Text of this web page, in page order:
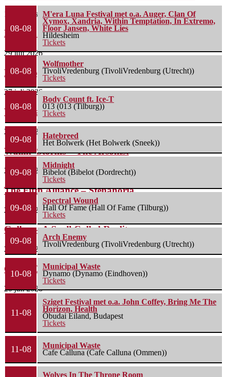
1 augustus 2026
Lunatic Soul – Transition II
29 juli 2026
Boneripper – Radiant In Ruin
27 juli 2026
Waterparks – Jinx
26 juli 2026
Wailin’ Storms – The Arsonist
26 juli 2026
The Fifth Alliance – Stenahoria
22 juli 2026
Gallon – A Spell Called Reality
22 juli 2026
Green Carnation – A Dark Poem II: Sanguis
20 juli 2026
08-08
M'era Luna Festival met o.a. Auger, Clan Of
Xymox, Xandria, Within Temptation, In Extremo,
Floor Jansen, White Lies
Hildesheim
Tickets
08-08
Wolfmother
TivoliVredenburg (TivoliVredenburg (Utrecht))
Tickets
08-08
Body Count ft. Ice-T
013 (013 (Tilburg))
Tickets
09-08
Hatebreed
Het Bolwerk (Het Bolwerk (Sneek))
09-08
Midnight
Bibelot (Bibelot (Dordrecht))
Tickets
09-08
Spectral Wound
Hall Of Fame (Hall Of Fame (Tilburg))
Tickets
09-08
Arch Enemy
TivoliVredenburg (TivoliVredenburg (Utrecht))
10-08
Municipal Waste
Dynamo (Dynamo (Eindhoven))
Tickets
11-08
Sziget Festival met o.a. John Coffey, Bring Me The
Horizon, Health
Óbudai Eiland, Budapest
Tickets
11-08
Municipal Waste
Cafe Calluna (Cafe Calluna (Ommen))
Wolves In The Throne Room